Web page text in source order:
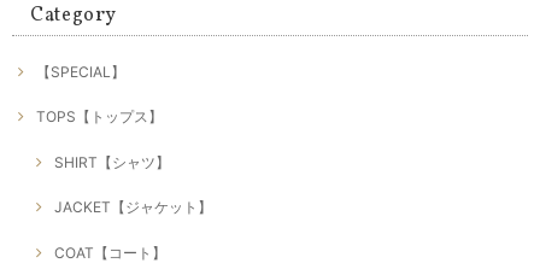
Category
【SPECIAL】
TOPS【トップス】
SHIRT【シャツ】
JACKET【ジャケット】
COAT【コート】